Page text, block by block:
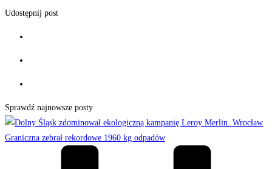
Udostępnij post
Sprawdź najnowsze posty